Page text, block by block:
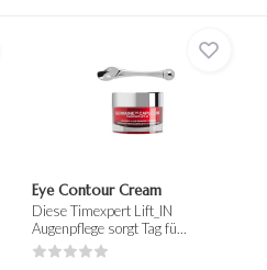
Eye Contour Cream
Diese Timexpert Lift_IN
Augenpflege sorgt Tag fü...